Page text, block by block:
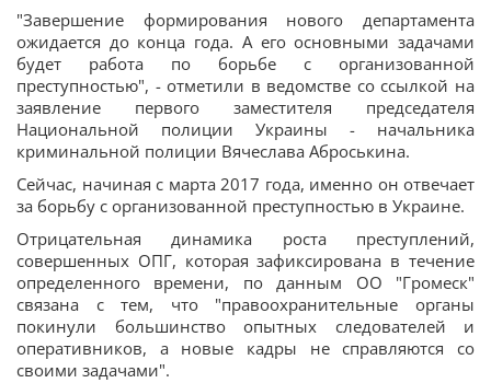
"Завершение формирования нового департамента
ожидается до конца года. А его основными задачами
будет работа по борьбе с организованной
преступностью", - отметили в ведомстве со ссылкой на
заявление первого заместителя председателя
Национальной полиции Украины - начальника
криминальной полиции Вячеслава Аброськина.
Сейчас, начиная с марта 2017 года, именно он отвечает
за борьбу с организованной преступностью в Украине.
Отрицательная динамика роста преступлений,
совершенных ОПГ, которая зафиксирована в течение
определенного времени, по данным ОО "Громеск"
связана с тем, что "правоохранительные органы
покинули большинство опытных следователей и
оперативников, а новые кадры не справляются со
своими задачами".